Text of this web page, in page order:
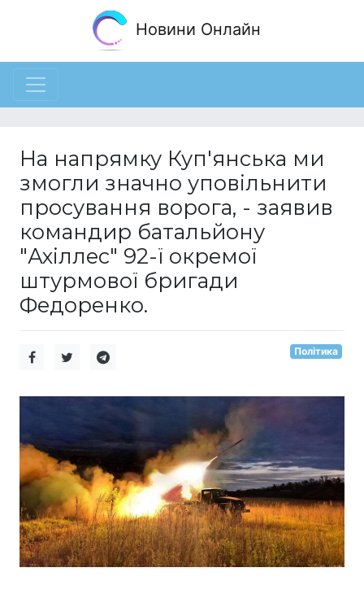
Новини Онлайн
На напрямку Куп'янська ми
змогли значно уповільнити
просування ворога, - заявив
командир батальйону
"Ахіллес" 92-ї окремої
штурмової бригади
Федоренко.
Політика